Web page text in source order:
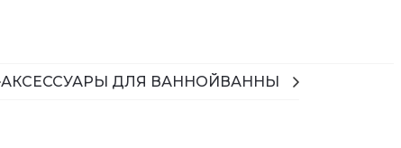
АКСЕССУАРЫ ДЛЯ ВАННОЙВАННЫ